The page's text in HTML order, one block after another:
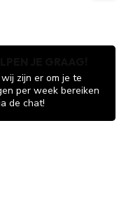
zijn er om je te
per week bereiken
de chat!